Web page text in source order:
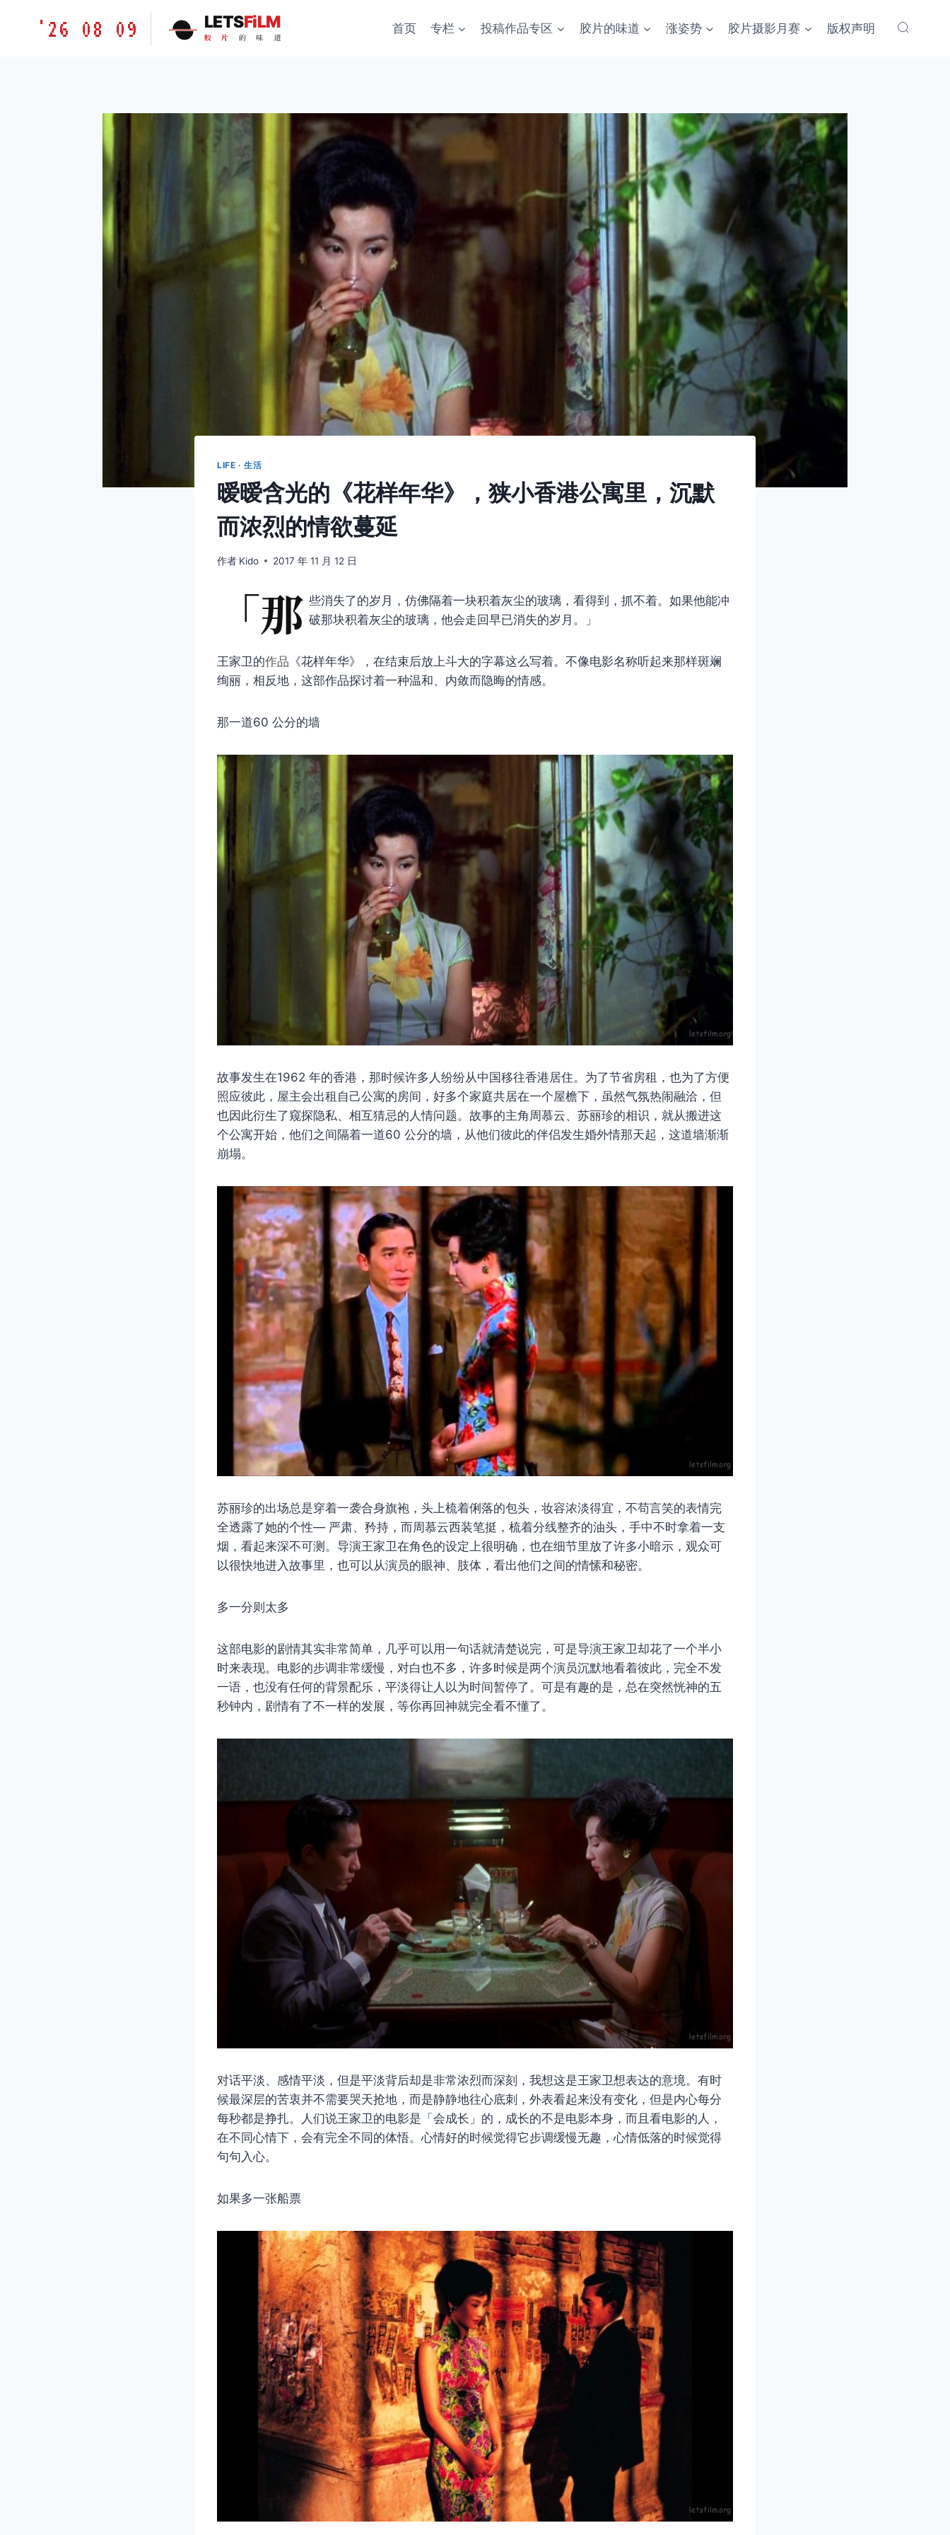
胶'26 08 09 LETSFiLM
胶 片 的 味 道
首页 专栏 投稿作品专区 胶片的味道 涨姿势 胶片摄影月赛 版权声明
LIFE · 生活
暧暧含光的《花样年华》，狭小香港公寓里，沉默
而浓烈的情欲蔓延
作者 Kido 2017 年 11 月 12 日
「那 些消失了的岁月，仿佛隔着一块积着灰尘的玻璃，看得到，抓不着。如果他能冲
破那块积着灰尘的玻璃，他会走回早已消失的岁月。」
王家卫的作品 《花样年华》，在结束后放上斗大的字幕这么写着。不像电影名称听起来那样斑斓
绚丽，相反地，这部作品探讨着一种温和、内敛而隐晦的情感。
那一道60 公分的墙
故事发生在1962 年的香港，那时候许多人纷纷从中国移往香港居住。为了节省房租，也为了方便
照应彼此，屋主会出租自己公寓的房间，好多个家庭共居在一个屋檐下，虽然气氛热闹融洽，但
也因此衍生了窥探隐私、相互猜忌的人情问题。故事的主角周慕云、苏丽珍的相识，就从搬进这
个公寓开始，他们之间隔着一道60 公分的墙，从他们彼此的伴侣发生婚外情那天起，这道墙渐渐
崩塌。
苏丽珍的出场总是穿着一袭合身旗袍，头上梳着俐落的包头，妆容浓淡得宜，不苟言笑的表情完
全透露了她的个性— 严肃、矜持，而周慕云西装笔挺，梳着分线整齐的油头，手中不时拿着一支
烟，看起来深不可测。导演王家卫在角色的设定上很明确，也在细节里放了许多小暗示，观众可
以很快地进入故事里，也可以从演员的眼神、肢体，看出他们之间的情愫和秘密。
多一分则太多
这部电影的剧情其实非常简单，几乎可以用一句话就清楚说完，可是导演王家卫却花了一个半小
时来表现。电影的步调非常缓慢，对白也不多，许多时候是两个演员沉默地看着彼此，完全不发
一语，也没有任何的背景配乐，平淡得让人以为时间暂停了。可是有趣的是，总在突然恍神的五
秒钟内，剧情有了不一样的发展，等你再回神就完全看不懂了。
对话平淡、感情平淡，但是平淡背后却是非常浓烈而深刻，我想这是王家卫想表达的意境。有时
候最深层的苦衷并不需要哭天抢地，而是静静地往心底刺，外表看起来没有变化，但是内心每分
每秒都是挣扎。人们说王家卫的电影是「会成长」的，成长的不是电影本身，而且看电影的人，
在不同心情下，会有完全不同的体悟。心情好的时候觉得它步调缓慢无趣，心情低落的时候觉得
句句入心。
如果多一张船票